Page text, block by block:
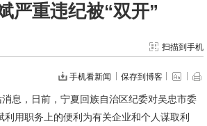
严重违纪被“双开”
扫描到手机
手机看新闻 保存到博客
，日前，宁夏回族自治区纪委对吴忠市委
用职务上的便利为有关企业和个人谋取利